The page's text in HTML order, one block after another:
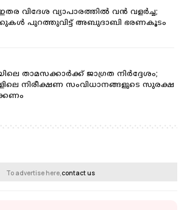
വിദേശ വ്യാപാരത്തില്‍ വൻ വളർച്ച;
പുറത്തുവിട്ട് അബുദാബി ഭരണകൂടം
താമസക്കാര്‍ക്ക് ജാഗ്രത നിര്‍ദ്ദേശം;
നിരീക്ഷണ സംവിധാനങ്ങളുടെ സുരക്ഷ
To advertise here,contact us